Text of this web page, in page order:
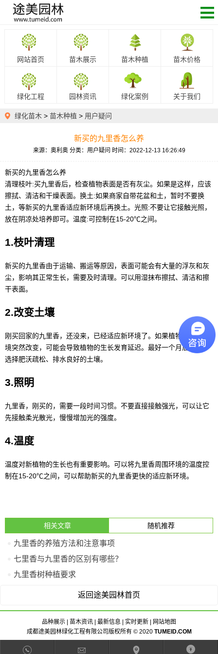
网站首页 苗木展示 苗木种植 苗木价格
绿化工程 园林资讯 绿化案例 关于我们
绿化苗木 > 苗木种植 > 用户疑问
新买的九里香怎么养
来源：奥利奥 分类：用户疑问 时间：2022-12-13 16:26:49
新买的九里香怎么养
清理枝叶:买九里香后，检查植物表面是否有灰尘。如果是这样，应该
擦拭、清洁和干燥表面。换土:如果商家自带花盆和土，暂时不要换
土，等新买的九里香适应新环境后再换土。光照:不要让它接触光照，
放在阴凉处培养即可。温度:可控制在15-20℃之间。
1.枝叶清理
新买的九里香由于运输、搬运等原因，表面可能会有大量的浮灰和灰
尘，影响其正常生长，需要及时清理。可以用湿抹布擦拭、清洁和擦
干表面。
2.改变土壤
刚买回家的九里香，还没来，已经适应新环境了。如果植物的土壤环
境突然改变，可能会导致植物的生长发育延迟。最好一个月后换土，
选择肥沃疏松、排水良好的土壤。
3.照明
九里香，刚买的，需要一段时间习惯。不要直接接触强光，可以让它
先接触柔光散光，慢慢增加光的强度。
4.温度
温度对新植物的生长也有重要影响。可以将九里香周围环境的温度控
制在15-20℃之间，可以帮助新买的九里香更快的适应新环境。
相关文章 随机推荐
九里香的养殖方法和注意事项
七里香与九里香的区别有哪些？
九里香树种植要求
返回途美园林首页
品种展示 苗木资讯 最新信息 实时更新
网站地图
成都途美园林绿化工程有限公司版权所有 © 2020 TUMEID.COM